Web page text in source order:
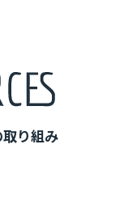
り組み